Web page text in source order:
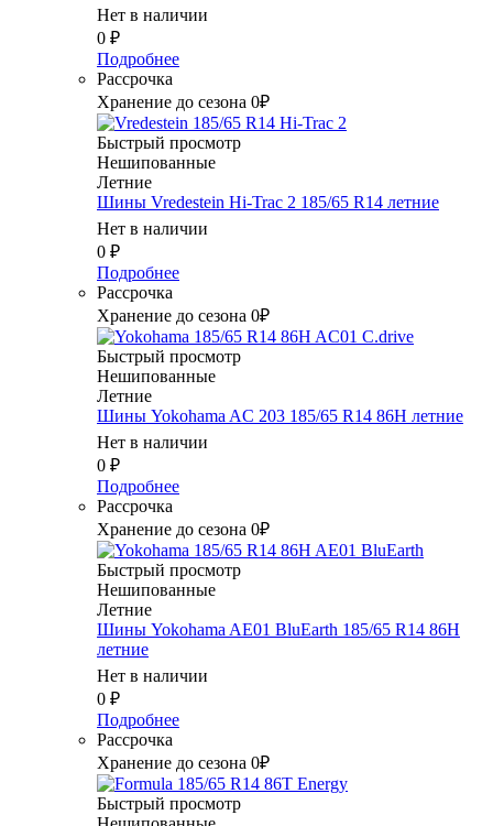
Нет в наличии
0 ₽
Подробнее
Рассрочка
Хранение до сезона 0₽
Быстрый просмотр
Нешипованные
Летние
Шины Vredestein Hi-Trac 2 185/65 R14 летние
Нет в наличии
0 ₽
Подробнее
Рассрочка
Хранение до сезона 0₽
Быстрый просмотр
Нешипованные
Летние
Шины Yokohama AC 203 185/65 R14 86H летние
Нет в наличии
0 ₽
Подробнее
Рассрочка
Хранение до сезона 0₽
Быстрый просмотр
Нешипованные
Летние
Шины Yokohama AE01 BluEarth 185/65 R14 86H
летние
Нет в наличии
0 ₽
Подробнее
Рассрочка
Хранение до сезона 0₽
Быстрый просмотр